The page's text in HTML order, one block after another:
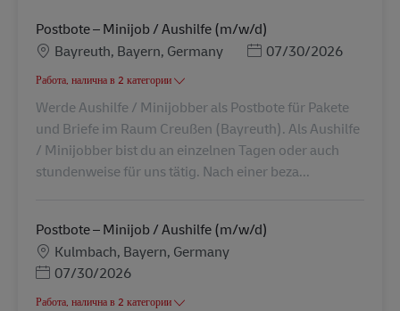
Postbote – Minijob / Aushilfe (m/w/d)
Местоположение
Bayreuth, Bayern, Germany Posted Date
07/30/2026
Работа, налична в 2 категории
Werde Aushilfe / Minijobber als Postbote für Pakete
und Briefe im Raum Creußen (Bayreuth). Als Aushilfe
/ Minijobber bist du an einzelnen Tagen oder auch
stundenweise für uns tätig. Nach einer beza...
Postbote – Minijob / Aushilfe (m/w/d)
Местоположение
Kulmbach, Bayern, Germany
Posted Date
07/30/2026
Работа, налична в 2 категории